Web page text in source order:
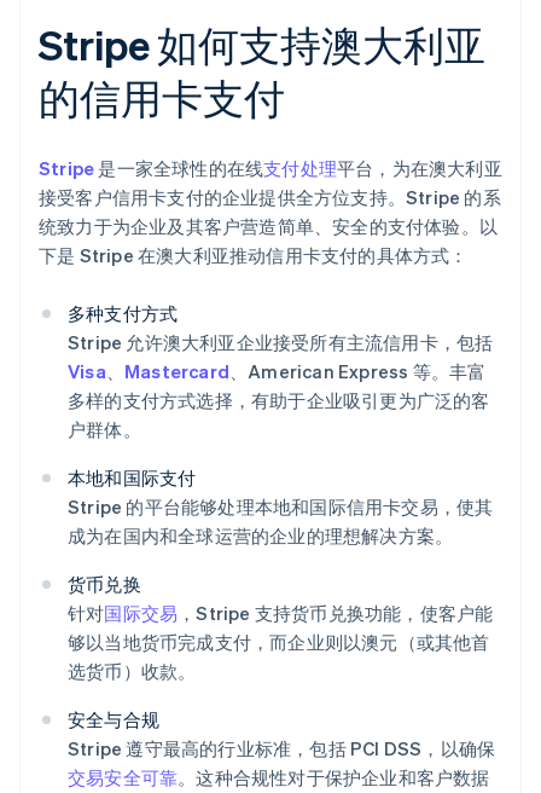
Stripe 如何支持澳大利亚
的信用卡支付
Stripe 是一家全球性的在线支付处理平台，为在澳大利亚
接受客户信用卡支付的企业提供全方位支持。Stripe 的系
统致力于为企业及其客户营造简单、安全的支付体验。以
下是 Stripe 在澳大利亚推动信用卡支付的具体方式：
多种支付方式
Stripe 允许澳大利亚企业接受所有主流信用卡，包括
Visa、 Mastercard、American Express 等。丰富
多样的支付方式选择，有助于企业吸引更为广泛的客
户群体。
本地和国际支付
Stripe 的平台能够处理本地和国际信用卡交易，使其
成为在国内和全球运营的企业的理想解决方案。
货币兑换
针对国际交易 ，Stripe 支持货币兑换功能，使客户能
够以当地货币完成支付，而企业则以澳元（或其他首
选货币）收款。
安全与合规
Stripe 遵守最高的行业标准，包括 PCI DSS，以确保
交易安全可靠。这种合规性对于保护企业和客户数据